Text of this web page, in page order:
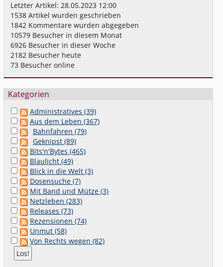
Letzter Artikel:28.05.2023 12:00
1538 Artikel wurden geschrieben
1842 Kommentare wurden abgegeben
10579 Besucher in diesem Monat
6926 Besucher in dieser Woche
2182 Besucher heute
73 Besucher online
Kategorien
Administratives (39)
Aus dem Leben (367)
Bahnfahren (79)
Geknipst (89)
Bits'n'Bytes (465)
Blaulicht (49)
Blick in die Welt (3)
Dosensuche (7)
Mit Band und Mütze (3)
Netzleben (283)
Releases (73)
Rezensionen (74)
Unmut (58)
Von Rechts wegen (82)